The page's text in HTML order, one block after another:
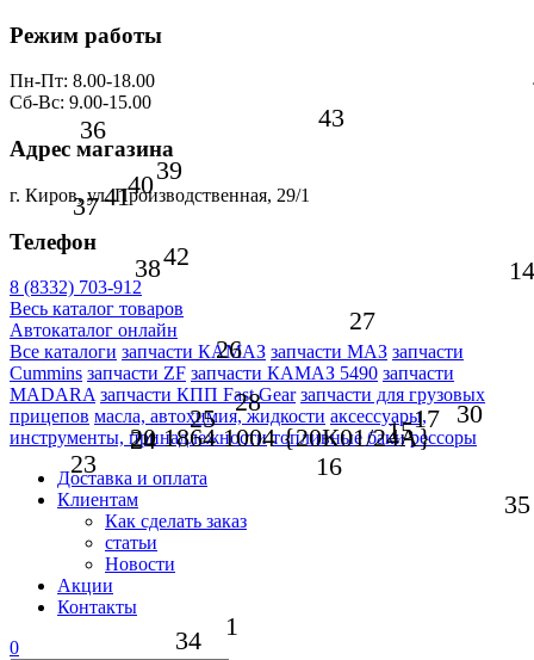
Режим работы
Пн-Пт: 8.00-18.00
Сб-Вс: 9.00-15.00
Адрес магазина
г. Киров, ул. Производственная, 29/1
Телефон
8 (8332) 703-912
Весь каталог товаров
Автокаталог онлайн
Все каталоги запчасти КАМАЗ запчасти МАЗ запчасти
Cummins запчасти ZF запчасти КАМАЗ 5490 запчасти
MADARA запчасти КПП Fast Gear запчасти для грузовых
прицепов масла, автохимия, жидкости аксессуары,
инструменты, принадлежности топливные баки рессоры
Доставка и оплата
Клиентам
Как сделать заказ
статьи
Новости
Акции
Контакты
0
36
20 1864 1004 {20К01/24А}
25
26
27
28 30
34
35
24
37
38
39
40
41
42
43
1
14
15
16
17
23